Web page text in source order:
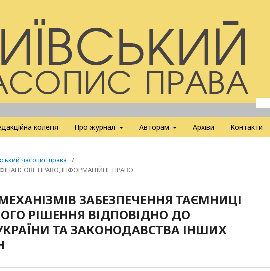
колегія Про журнал Авторам Архіви Контакти
часопис права
/
ПРАВО, ІНФОРМАЦІЙНЕ ПРАВО
ЗАБЕЗПЕЧЕННЯ ТАЄМНИЦІ
РІШЕННЯ ВІДПОВІДНО ДО
ТА ЗАКОНОДАВСТВА ІНШИХ